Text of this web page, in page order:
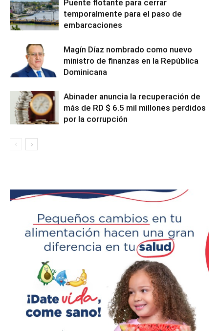
Puente flotante para cerrar
temporalmente para el paso de
embarcaciones
Magín Díaz nombrado como nuevo
ministro de finanzas en la República
Dominicana
Abinader anuncia la recuperación de
más de RD $ 6.5 mil millones perdidos
por la corrupción